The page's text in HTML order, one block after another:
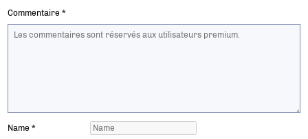
Commentaire*
Name*